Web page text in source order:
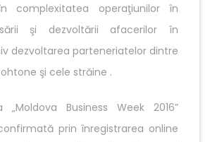
complexitatea operaţiunilor în
şi dezvoltării afacerilor în
dezvoltarea parteneriatelor dintre
şi cele străine .
„Moldova Business Week 2016”
prin înregistrarea online